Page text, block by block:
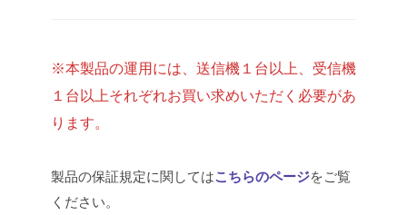
※本製品の運用には、送信機１台以上、受信機
１台以上それぞれお買い求めいただく必要があ
ります。
製品の保証規定に関してはこちらのページをご覧
ください。